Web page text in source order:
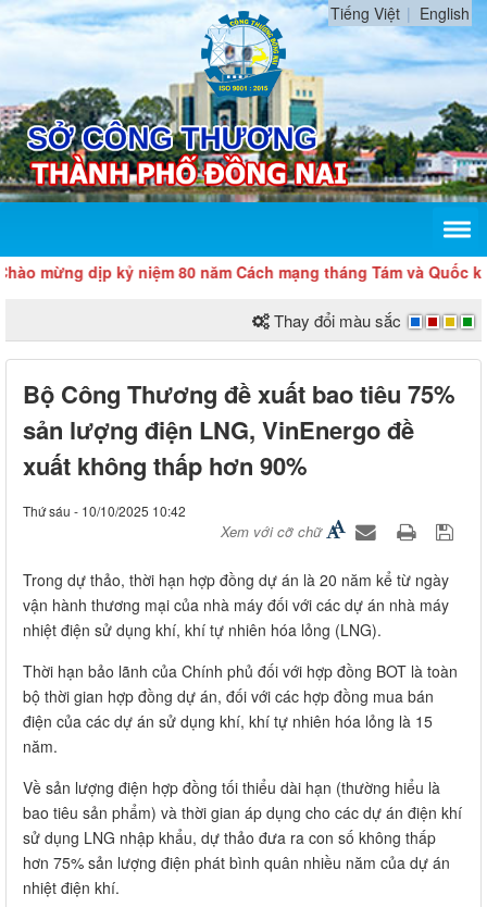
Tiếng Việt English
dịp kỷ niệm 80 năm Cách mạng tháng Tám và Quốc khánh
Thay đổi màu sắc
Bộ Công Thương đề xuất bao tiêu 75%
sản lượng điện LNG, VinEnergo đề
xuất không thấp hơn 90%
Thứ sáu - 10/10/2025 10:42
Xem với cỡ chữ
Trong dự thảo, thời hạn hợp đồng dự án là 20 năm kể từ ngày
vận hành thương mại của nhà máy đối với các dự án nhà máy
nhiệt điện sử dụng khí, khí tự nhiên hóa lỏng (LNG).
Thời hạn bảo lãnh của Chính phủ đối với hợp đồng BOT là toàn
bộ thời gian hợp đồng dự án, đối với các hợp đồng mua bán
điện của các dự án sử dụng khí, khí tự nhiên hóa lỏng là 15
năm.
Về sản lượng điện hợp đồng tối thiểu dài hạn (thường hiểu là
bao tiêu sản phẩm) và thời gian áp dụng cho các dự án điện khí
sử dụng LNG nhập khẩu, dự thảo đưa ra con số không thấp
hơn 75% sản lượng điện phát bình quân nhiều năm của dự án
nhiệt điện khí.